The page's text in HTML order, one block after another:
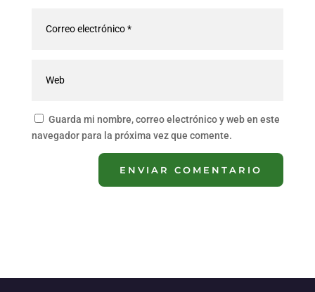
Guarda mi nombre, correo electrónico y web en este
navegador para la próxima vez que comente.
ENVIAR COMENTARIO